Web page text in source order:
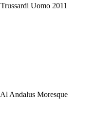
Trussardi Uomo 2011
Al Andalus Moresque